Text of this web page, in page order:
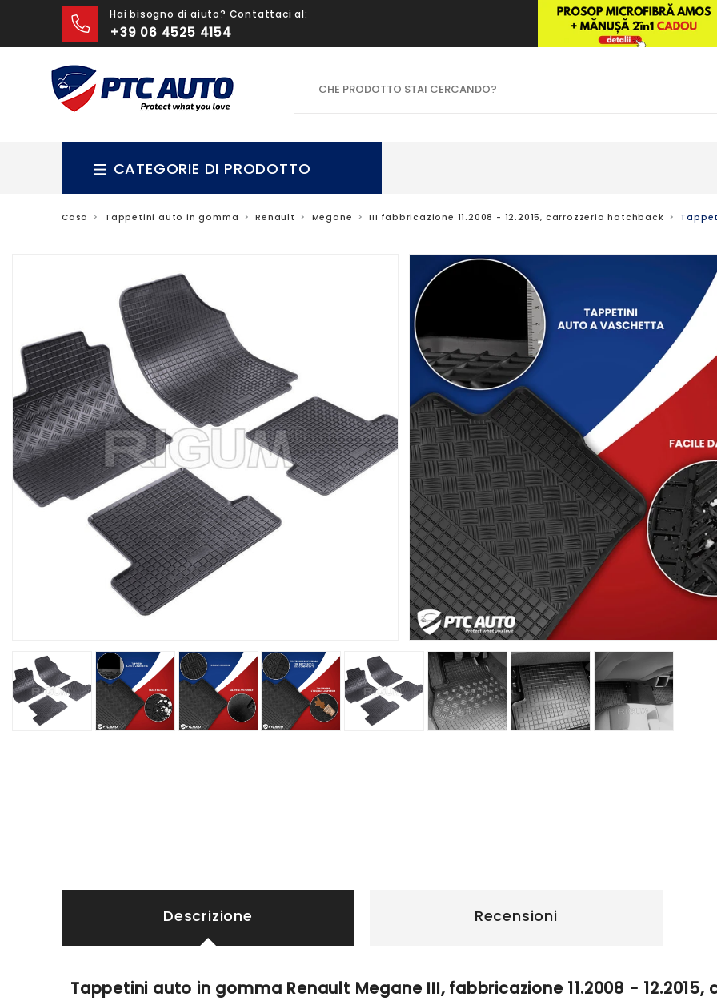
Hai bisogno di aiuto? Contattaci al:
+39 06 4525 4154
CATEGORIE DI PRODOTTO
Casa Tappetini auto in gomma Renault Megane III fabbricazione 11.2008 - 12.2015, carrozzeria hatchback
Descrizione
Tappetini auto in gomma Renault Megane III, fabbricazione 11.2008 - 12.2015,
Recensioni